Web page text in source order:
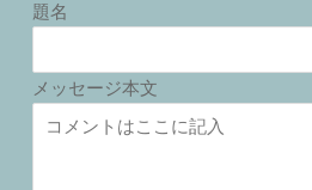
題名
メッセージ本文